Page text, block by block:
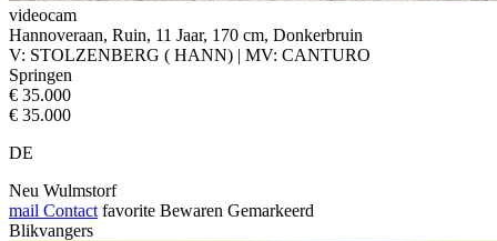
videocam
Hannoveraan, Ruin, 11 Jaar, 170 cm, Donkerbruin
V: STOLZENBERG ( HANN) | MV: CANTURO
Springen
€ 35.000
€ 35.000
DE
Neu Wulmstorf
mail Contact favorite Bewaren Gemarkeerd
Blikvangers